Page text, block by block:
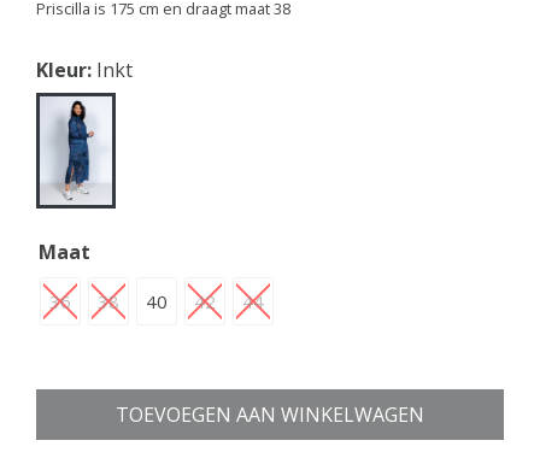
Priscilla is 175 cm en draagt maat 38
Kleur: Inkt
Maat
36 38 40 42 44
TOEVOEGEN AAN WINKELWAGEN